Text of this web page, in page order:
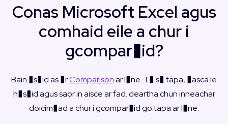
Conas Microsoft Excel agus
comhaid eile a chur i
gcompar�id?
Bain �s�id as �rComparisonar l�ne. T� s� tapa, �asca le
h�s�id agus saor in aisce ar fad. deartha chun inneachar
doicim�ad a chur i gcompar�id go tapa ar l�ne.